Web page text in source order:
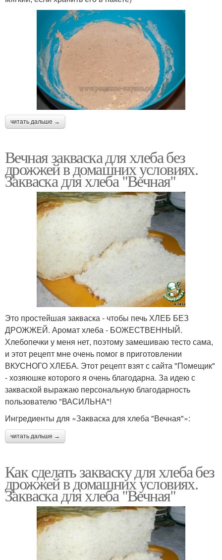
читать дальше →
Вечная закваска для хлеба без
дрожжей в домашних условиях.
Закваска для хлеба "Вечная"
Это простейшая закваска - чтобы печь ХЛЕБ БЕЗ
ДРОЖЖЕЙ. Аромат хлеба - БОЖЕСТВЕННЫЙ.
Хлебопечки у меня нет, поэтому замешиваю тесто сама,
и этот рецепт мне очень помог в приготовлении
ВКУСНОГО ХЛЕБА. Этот рецепт взят с сайта "Помещик"
- хозяюшке которого я очень благодарна. За идею с
закваской выражаю персональную благодарность
пользователю "ВАСИЛЬНА"!
Ингредиенты для «Закваска для хлеба "Вечная"»:
читать дальше →
Как сделать закваску для хлеба без
дрожжей в домашних условиях.
Закваска для хлеба "Вечная"